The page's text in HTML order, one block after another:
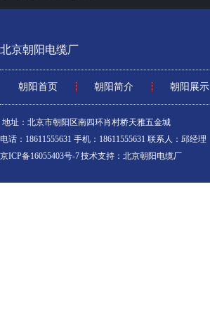
北京朝阳电缆厂
朝阳首页 朝阳简介 朝阳展示
地址：北京市朝阳区南四环肖村桥天雅五金城
电话：18611555631 手机：18611555631 联系人：邱经理
京ICP备16055403号-7技术支持： 北京朝阳电缆厂